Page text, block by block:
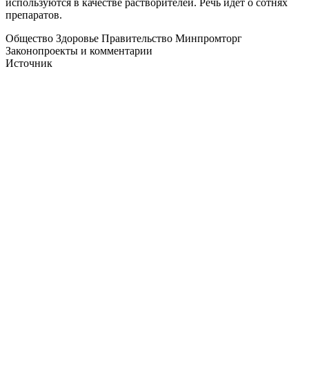
используются в качестве растворителей. Речь идет о сотнях
препаратов.
Общество Здоровье Правительство Минпромторг
Законопроекты и комментарии
Источник